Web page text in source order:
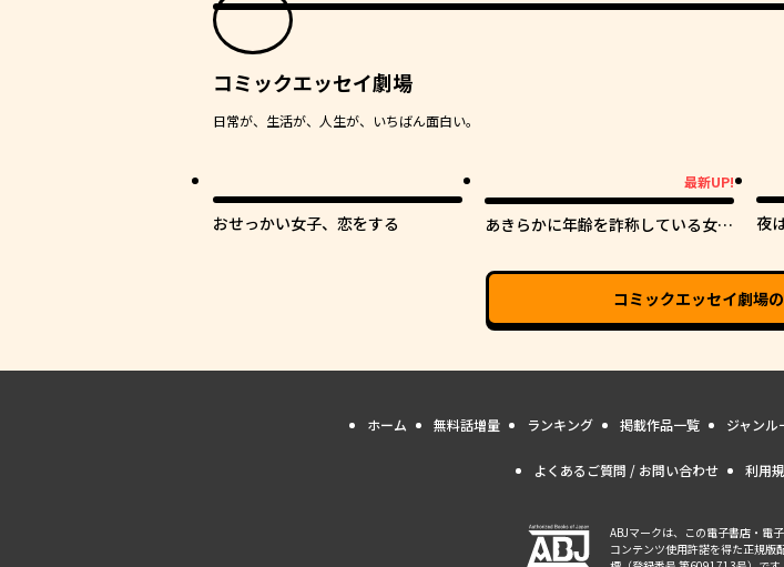
コミックエッセイ劇場
日常が、生活が、人生が、いちばん面白い。
おせっかい女子、恋をする
最新UP!
あきらかに年齢を詐称している女子
夜
コミックエッセイ劇場
ホーム 無料話増量 ランキング 掲載作品一覧 ジャンル
よくあるご質問 / お問い合わせ 利用
ABJマークは、この電子書店・電
コンテンツ使用許諾を得た正規版